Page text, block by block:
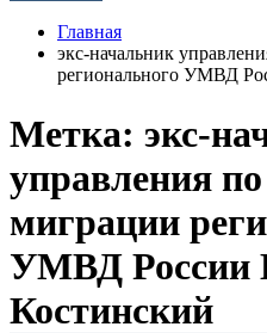
Главная
экс-начальник
регионального УМВД
Метка: экс-
управления
миграции
УМВД России
Костинский